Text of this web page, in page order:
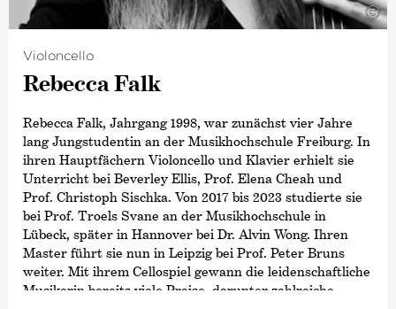
©
Violoncello
Rebecca Falk
Rebecca Falk, Jahrgang 1998, war zunächst vier Jahre
lang Jungstudentin an der Musikhochschule Freiburg. In
ihren Hauptfächern Violoncello und Klavier erhielt sie
Unterricht bei Beverley Ellis, Prof. Elena Cheah und
Prof. Christoph Sischka. Von 2017 bis 2023 studierte sie
bei Prof. Troels Svane an der Musikhochschule in
Lübeck, später in Hannover bei Dr. Alvin Wong. Ihren
Master führt sie nun in Leipzig bei Prof. Peter Bruns
weiter. Mit ihrem Cellospiel gewann die leidenschaftliche
Musikerin bereits viele Preise, darunter zahlreiche